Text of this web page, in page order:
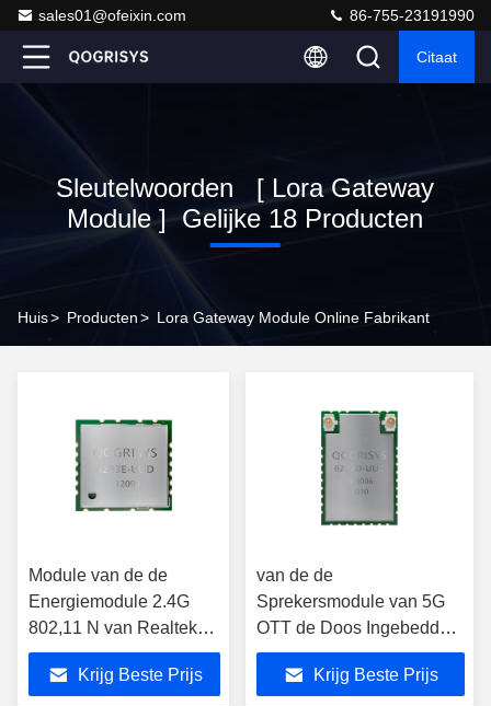
sales01@ofeixin.com 86-755-23191990
Citaat
Sleutelwoorden [ Lora Gateway
Module ] Gelijke 18 Producten
Huis> Producten> Lora Gateway Module Online Fabrikant
Module van de de
Energiemodule 2.4G
802,11 N van Realtek
RTL8723DU de
Draadloze Wifi Lage
Krijg Beste Prijs
van de de
Sprekersmodule van 5G
OTT de Doos Ingebedde
Wifi Hoge snelheid
RTL8822CU met USB 2,0
Krijg Beste Prijs